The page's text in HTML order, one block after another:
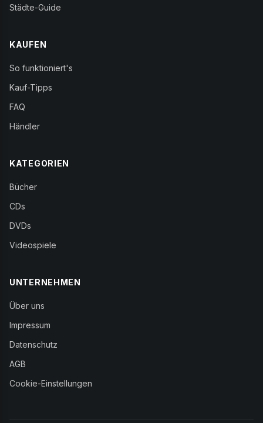
Städte-Guide
KAUFEN
So funktioniert's
Kauf-Tipps
FAQ
Händler
KATEGORIEN
Bücher
CDs
DVDs
Videospiele
UNTERNEHMEN
Über uns
Impressum
Datenschutz
AGB
Cookie-Einstellungen